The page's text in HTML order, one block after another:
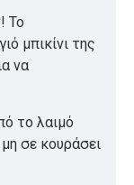
Το
μπικίνι της
να
το λαιμό
σε κουράσει